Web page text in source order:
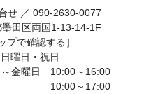
せ ／ 090-2630-0077
田区両国1-13-14-1F
プで確認する］
曜日・祝日
～金曜日 10:00～16:00
日 10:00～17:00